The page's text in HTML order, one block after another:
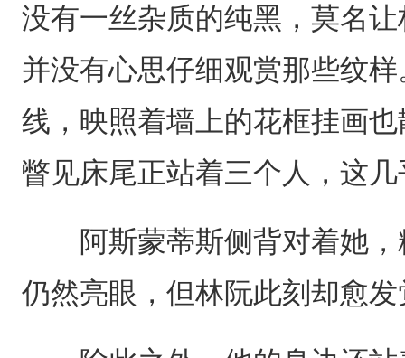
没有一丝杂质的纯黑，莫名
并没有心思仔细观赏那些纹
线，映照着墙上的花框挂画
瞥见床尾正站着三个人，这
阿斯蒙蒂斯侧背对着她，
仍然亮眼，但林阮此刻却愈